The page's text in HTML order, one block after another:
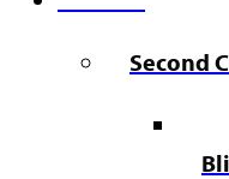
Second